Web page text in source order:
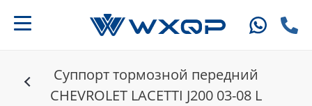
Суппорт тормозной передний
CHEVROLET LACETTI J200 03-08 L